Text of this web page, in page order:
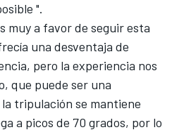
".
muy a favor de seguir esta
una desventaja de
pero la experiencia nos
que puede ser una
tripulación se mantiene
a picos de 70 grados, por lo